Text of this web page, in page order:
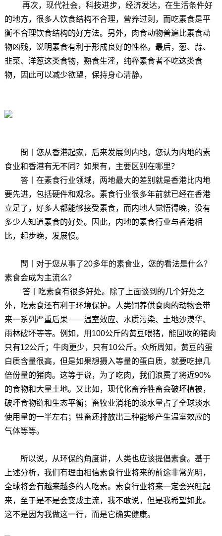
再次，现代社会，科技进步，经济发达，在生活条件好
的地方，很多人饮食结构不合理，营养过剩，而吃素食是平
衡不合理饮食结构的好方法。另外，肉食动物普遍比素食动
物凶残，说明素食有利于形成良好的性格。最后，葱、蒜、
韭菜、洋葱这类食物，熟食生淫，纯粹素食者不吃这类食
物，因此可以减少欲望，保持身心清静。
問丨您从香港起家，后来发展到内地，您认为内地的素
食业和香港有无不同？如果有，主要区别在哪里？
答丨 在素食行业领域，两地最大的差别就是香港比内地
要先进，包括硬件和观念。素食行业很多年前就已经在香港
立足了，好多人都能够接受素食，而内地人觉悟得晚，没有
多少人知道素食的好处。因此，内地的素食行业与香港相
比，起步晚，发展慢。
問丨对于您从事了20多年的素食业，您的看法是什么？
素食会成为主流么？
答丨
吃素食有很多好处。除了上面谈到的几个好处之
外，吃素食还有利于环境保护。人类饲养供食肉的动物会带
来一系列严重后果——温室效应、水质污染、土地沙漠华、
雨林破坏等等。例如，用100公斤的黄豆喂猪，能回收的猪肉
只有12公斤；牛肉更少，只有10公斤。众所周知，黄豆的蛋
白质含量很高，但是如果想摄入等量的蛋白质，就要吃掉几
倍份量的猪肉。这等于说，为了吃肉，我们浪费了将近90%
的食物和大量土地。又比如，现代化畜养牲畜会破坏植被，
破坏食物链和生态平衡；畜牧业消耗的淡水量占了全球淡水
使用量的一半左右；牲畜还排放出三种能够产生温室效应的
气体等等。
所以说，从环保的角度讲，人类也应该提倡素食。基于
上述分析，我们有理由相信素食行业将来的前途非常光明，
全球将会有越来越多的人吃素。素食行业将来一定会兴旺起
来，至于是不是会变成主流，我不敢说，但是我希望如此。
这不是因为我做这一行，而是它确实健康。